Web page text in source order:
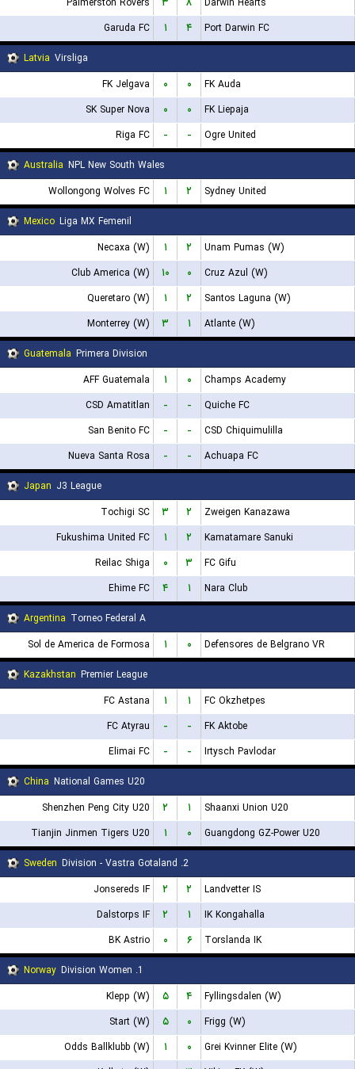
Garuda FC
۱ ۴
Port Darwin FC
Latvia Virsliga
FK Jelgava
۰ ۰
FK Auda
SK Super Nova
۰ ۰
FK Liepaja
Riga FC
- -
Ogre United
Australia NPL New South Wales
Wollongong Wolves FC
۱ ۲
Sydney United
Mexico Liga MX Femenil
Necaxa (W)
۱ ۲
Unam Pumas (W)
Club America (W)
۱۰ ۰
Cruz Azul (W)
Queretaro (W)
۱ ۲
Santos Laguna (W)
Monterrey (W)
۳ ۱
Atlante (W)
Guatemala Primera Division
AFF Guatemala
۱ ۰
Champs Academy
CSD Amatitlan
- -
Quiche FC
San Benito FC
- -
CSD Chiquimulilla
Nueva Santa Rosa
- -
Achuapa FC
Japan J3 League
Tochigi SC
۳ ۲
Zweigen Kanazawa
Fukushima United FC
۱ ۲
Kamatamare Sanuki
Reilac Shiga
۰ ۳
FC Gifu
Ehime FC
۴ ۱
Nara Club
Argentina Torneo Federal A
Sol de America de Formosa
۱ ۰
Defensores de Belgrano VR
Kazakhstan Premier League
FC Astana
۱ ۱
FC Okzhetpes
FC Atyrau
- -
FK Aktobe
Elimai FC
- -
Irtysch Pavlodar
China National Games U20
Shenzhen Peng City U20
۲ ۱
Shaanxi Union U20
Tianjin Jinmen Tigers U20
۱ ۰
Guangdong GZ-Power U20
Sweden
2. Division - Vastra Gotaland
Jonsereds IF
۲ ۲
Landvetter IS
Dalstorps IF
۲ ۱
IK Kongahalla
BK Astrio
۰ ۶
Torslanda IK
Norway
1. Division Women
Klepp (W)
۵ ۴
Fyllingsdalen (W)
Start (W)
۵ ۰
Frigg (W)
Odds Ballklubb (W)
۱ ۰
Grei Kvinner Elite (W)